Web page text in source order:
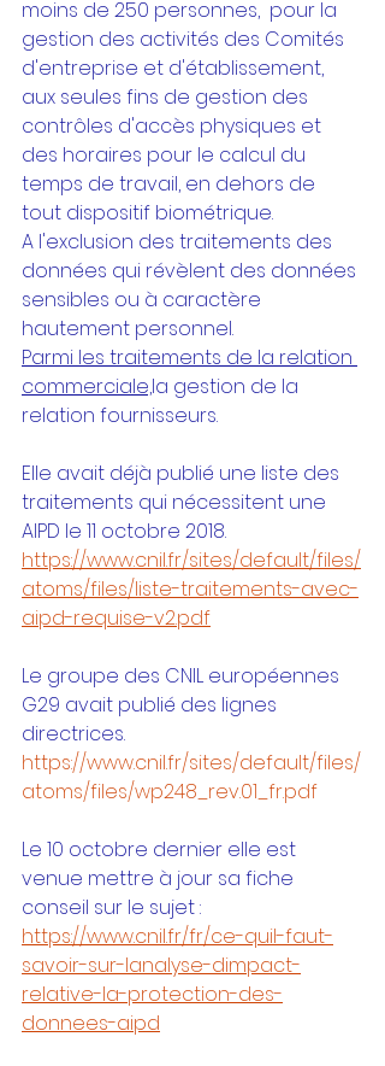
moins de 250 personnes,  pour la
gestion des activités des Comités
d'entreprise et d'établissement,
aux seules fins de gestion des
contrôles d'accès physiques et
des horaires pour le calcul du
temps de travail, en dehors de
tout dispositif biométrique.
A l'exclusion des traitements des
données qui révèlent des données
sensibles ou à caractère
hautement personnel.
Parmi les traitements de la relation
commerciale,la gestion de la
relation fournisseurs.
Elle avait déjà publié une liste des
traitements qui nécessitent une
AIPD le 11 octobre 2018.
https://www.cnil.fr/sites/default/files/
atoms/files/liste-traitements-avec-
aipd-requise-v2.pdf
Le groupe des CNIL européennes
G29 avait publié des lignes
directrices.
https://www.cnil.fr/sites/default/files/
atoms/files/wp248_rev.01_fr.pdf
Le 10 octobre dernier elle est
venue mettre à jour sa fiche
conseil sur le sujet :
https://www.cnil.fr/fr/ce-quil-faut-
savoir-sur-lanalyse-dimpact-
relative-la-protection-des-
donnees-aipd